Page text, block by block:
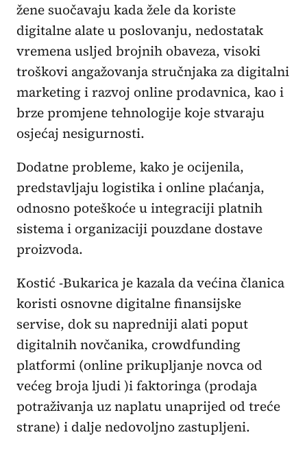
žene suočavaju kada žele da koriste
digitalne alate u poslovanju, nedostatak
vremena usljed brojnih obaveza, visoki
troškovi angažovanja stručnjaka za digitalni
marketing i razvoj online prodavnica, kao i
brze promjene tehnologije koje stvaraju
osjećaj nesigurnosti.
Dodatne probleme, kako je ocijenila,
predstavljaju logistika i online plaćanja,
odnosno poteškoće u integraciji platnih
sistema i organizaciji pouzdane dostave
proizvoda.
Kostić -Bukarica je kazala da većina članica
koristi osnovne digitalne finansijske
servise, dok su napredniji alati poput
digitalnih novčanika, crowdfunding
platformi (online prikupljanje novca od
većeg broja ljudi )i faktoringa (prodaja
potraživanja uz naplatu unaprijed od treće
strane) i dalje nedovoljno zastupljeni.